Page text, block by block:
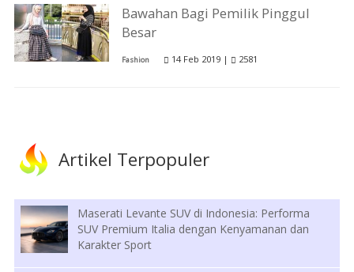
Bawahan Bagi Pemilik Pinggul
Besar
Fashion 14 Feb 2019 | 2581
Artikel Terpopuler
Maserati Levante SUV di Indonesia: Performa
SUV Premium Italia dengan Kenyamanan dan
Karakter Sport